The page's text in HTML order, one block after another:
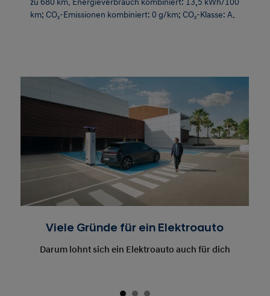
Viele Gründe für ein Elektroauto
Darum lohnt sich ein Elektroauto auch für dich